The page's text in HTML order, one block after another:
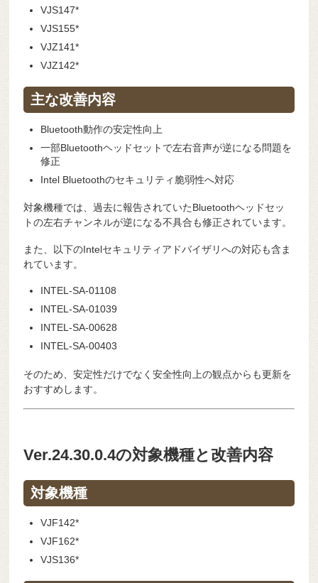
VJS147*
VJS155*
VJZ141*
VJZ142*
主な改善内容
Bluetooth動作の安定性向上
一部Bluetoothヘッドセットで左右音声が逆になる問題を
修正
Intel Bluetoothのセキュリティ脆弱性へ対応
対象機種では、過去に報告されていたBluetoothヘッドセッ
トの左右チャンネルが逆になる不具合も修正されています。
また、以下のIntelセキュリティアドバイザリへの対応も含ま
れています。
INTEL-SA-01108
INTEL-SA-01039
INTEL-SA-00628
INTEL-SA-00403
そのため、安定性だけでなく安全性向上の観点からも更新を
おすすめします。
Ver.24.30.0.4の対象機種と改善内容
対象機種
VJF142*
VJF162*
VJS136*